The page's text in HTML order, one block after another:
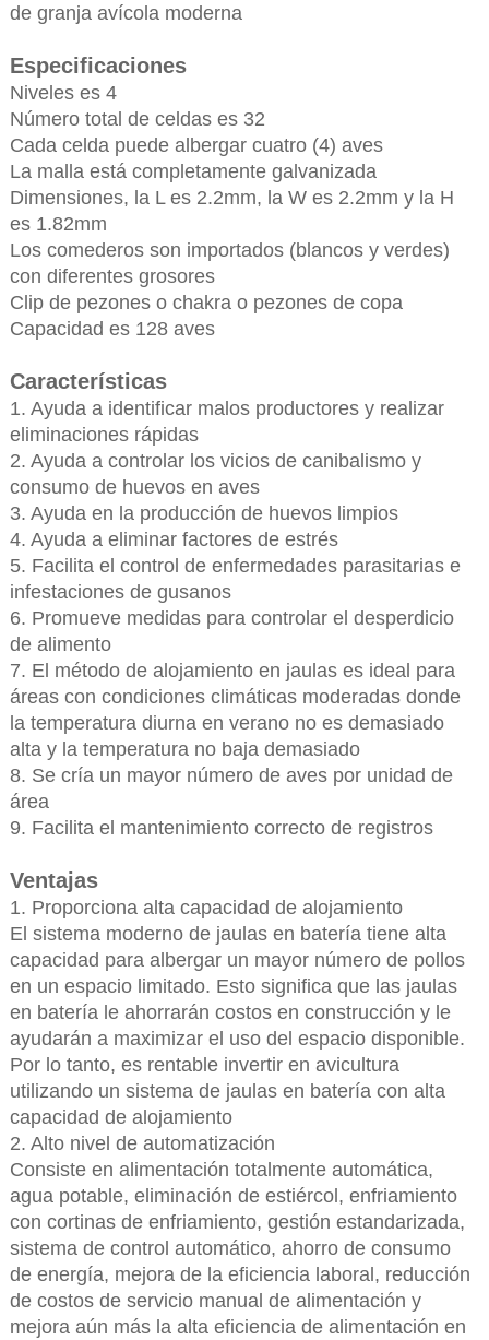
de granja avícola moderna
Especificaciones
Niveles es 4
Número total de celdas es 32
Cada celda puede albergar cuatro (4) aves
La malla está completamente galvanizada
Dimensiones, la L es 2.2mm, la W es 2.2mm y la H
es 1.82mm
Los comederos son importados (blancos y verdes)
con diferentes grosores
Clip de pezones o chakra o pezones de copa
Capacidad es 128 aves
Características
1. Ayuda a identificar malos productores y realizar
eliminaciones rápidas
2. Ayuda a controlar los vicios de canibalismo y
consumo de huevos en aves
3. Ayuda en la producción de huevos limpios
4. Ayuda a eliminar factores de estrés
5. Facilita el control de enfermedades parasitarias e
infestaciones de gusanos
6. Promueve medidas para controlar el desperdicio
de alimento
7. El método de alojamiento en jaulas es ideal para
áreas con condiciones climáticas moderadas donde
la temperatura diurna en verano no es demasiado
alta y la temperatura no baja demasiado
8. Se cría un mayor número de aves por unidad de
área
9. Facilita el mantenimiento correcto de registros
Ventajas
1. Proporciona alta capacidad de alojamiento
El sistema moderno de jaulas en batería tiene alta
capacidad para albergar un mayor número de pollos
en un espacio limitado. Esto significa que las jaulas
en batería le ahorrarán costos en construcción y le
ayudarán a maximizar el uso del espacio disponible.
Por lo tanto, es rentable invertir en avicultura
utilizando un sistema de jaulas en batería con alta
capacidad de alojamiento
2. Alto nivel de automatización
Consiste en alimentación totalmente automática,
agua potable, eliminación de estiércol, enfriamiento
con cortinas de enfriamiento, gestión estandarizada,
sistema de control automático, ahorro de consumo
de energía, mejora de la eficiencia laboral, reducción
de costos de servicio manual de alimentación y
mejora aún más la alta eficiencia de alimentación en